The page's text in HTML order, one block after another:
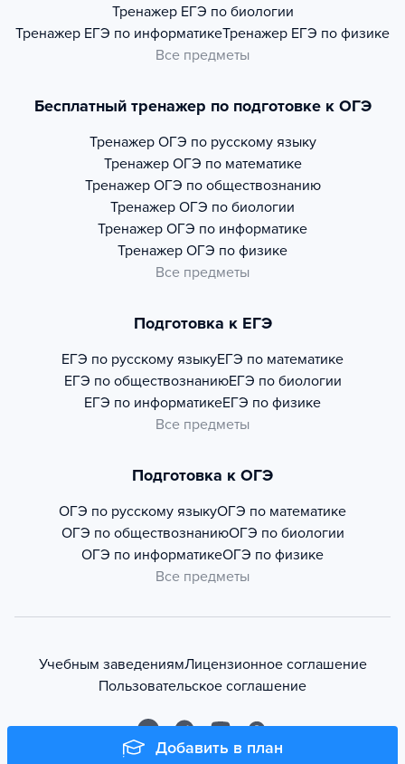
Добавить в план
Тренажер ЕГЭ по биологии
Тренажер ЕГЭ по информатикеТренажер ЕГЭ по физике
Все предметы
Бесплатный тренажер по подготовке к ОГЭ
Тренажер ОГЭ по русскому языку
Тренажер ОГЭ по математике
Тренажер ОГЭ по обществознанию
Тренажер ОГЭ по биологии
Тренажер ОГЭ по информатике
Тренажер ОГЭ по физике
Все предметы
Подготовка к ЕГЭ
ЕГЭ по русскому языкуЕГЭ по математике
ЕГЭ по обществознаниюЕГЭ по биологии
ЕГЭ по информатикеЕГЭ по физике
Все предметы
Подготовка к ОГЭ
ОГЭ по русскому языкуОГЭ по математике
ОГЭ по обществознаниюОГЭ по биологии
ОГЭ по информатикеОГЭ по физике
Все предметы
Учебным заведениямЛицензионное соглашение
Пользовательское соглашение